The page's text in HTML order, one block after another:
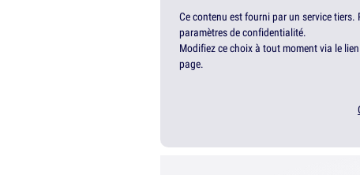
Ce contenu est fourni par un service
paramètres de confidentialité.
Modifiez ce choix à tout moment via le
page.